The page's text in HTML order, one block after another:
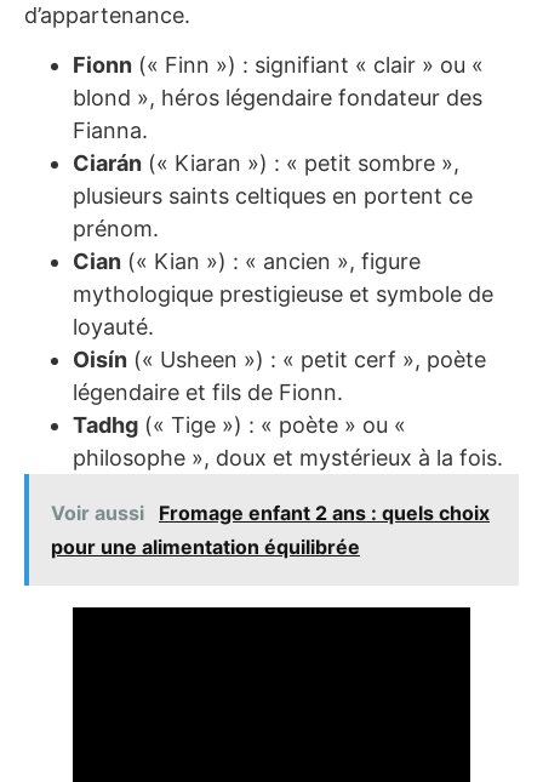
d’appartenance.
Fionn (« Finn ») : signifiant « clair » ou «
blond », héros légendaire fondateur des
Fianna.
Ciarán (« Kiaran ») : « petit sombre »,
plusieurs saints celtiques en portent ce
prénom.
Cian (« Kian ») : « ancien », figure
mythologique prestigieuse et symbole de
loyauté.
Oisín (« Usheen ») : « petit cerf », poète
légendaire et fils de Fionn.
Tadhg (« Tige ») : « poète » ou «
philosophe », doux et mystérieux à la fois.
Voir aussi
Fromage enfant 2 ans : quels choix
pour une alimentation équilibrée